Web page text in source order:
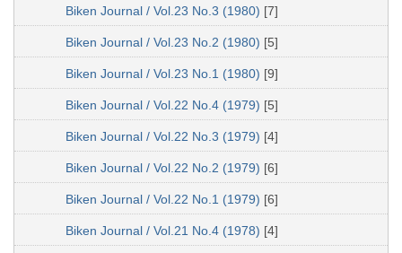
Biken Journal / Vol.23 No.3 (1980) [7]
Biken Journal / Vol.23 No.2 (1980) [5]
Biken Journal / Vol.23 No.1 (1980) [9]
Biken Journal / Vol.22 No.4 (1979) [5]
Biken Journal / Vol.22 No.3 (1979) [4]
Biken Journal / Vol.22 No.2 (1979) [6]
Biken Journal / Vol.22 No.1 (1979) [6]
Biken Journal / Vol.21 No.4 (1978) [4]